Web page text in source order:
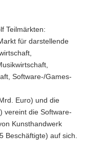
Teilmärkten:
für darstellende
Software-/Games-
Euro) und die
vereint die Software-
Kunsthandwerk
Beschäftigte) auf sich.